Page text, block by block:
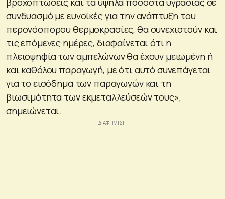
συνδυασμό με ευνοϊκές για την ανάπτυξη του
περονόσπορου θερμοκρασίες, θα συνεχιστούν και
τις επόμενες ημέρες, διαφαίνεται ότι η
πλειοψηφία των αμπελώνων θα έχουν μειωμένη ή
και καθόλου παραγωγή, με ότι αυτό συνεπάγεται
για το εισόδημα των παραγωγών και τη
βιωσιμότητα των εκμεταλλεύσεών τους»,
σημειώνεται.